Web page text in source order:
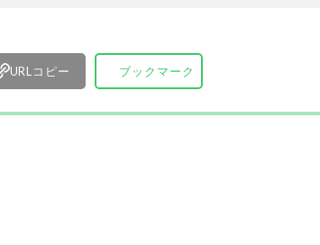
URLコピー ブックマーク